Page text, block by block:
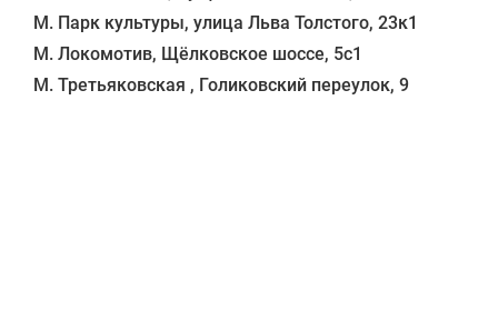
М. Парк культуры, улица Льва Толстого, 23к1
М. Локомотив, Щёлковское шоссе, 5с1